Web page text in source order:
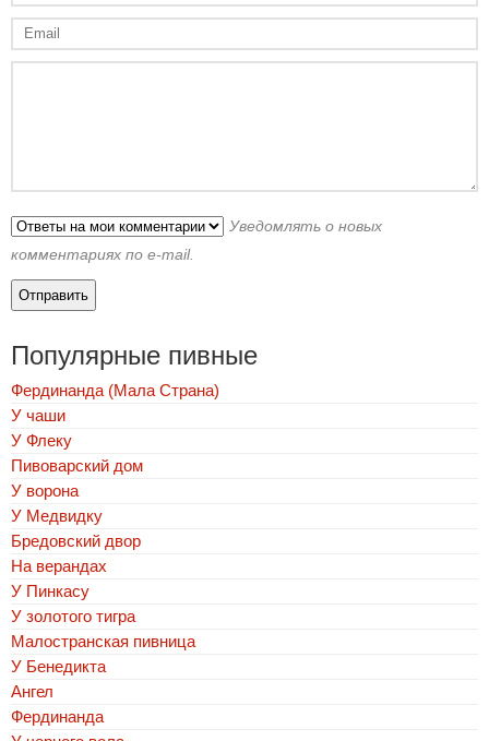
Уведомлять о новых
комментариях по e-mail.
Популярные пивные
Фердинанда (Мала Страна)
У чаши
У Флеку
Пивоварский дом
У ворона
У Медвидку
Бредовский двор
На верандах
У Пинкасу
У золотого тигра
Малостранская пивница
У Бенедикта
Ангел
Фердинанда